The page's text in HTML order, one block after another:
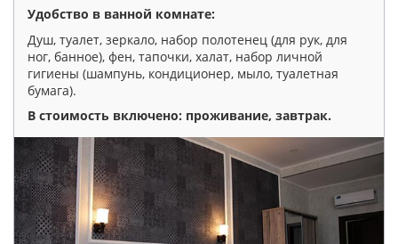
Удобство в ванной комнате:
Душ, туалет, зеркало, набор полотенец (для рук, для
ног, банное), фен, тапочки, халат, набор личной
гигиены (шампунь, кондиционер, мыло, туалетная
бумага).
В стоимость включено: проживание, завтрак.